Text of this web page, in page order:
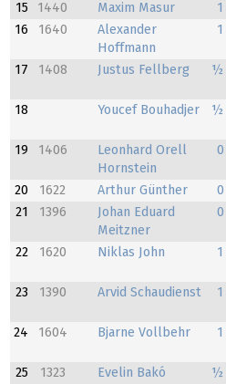
15 1440 Maxim Masur 1
16
1640
Alexander
Hoffmann
1
17 1408 Justus Fellberg ½
18 Youcef Bouhadjer ½
19 1406
Leonhard Orell
Hornstein
0
20 1622 Arthur Günther 0
21
1396
Johan Eduard
Meitzner
0
22 1620 Niklas John 1
23 1390 Arvid Schaudienst 1
24 1604 Bjarne Vollbehr 1
25 1323 Evelin Bakó ½